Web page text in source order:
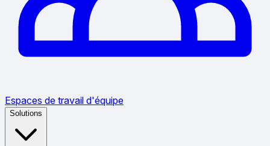
Espaces de travail d'équipe
Solutions